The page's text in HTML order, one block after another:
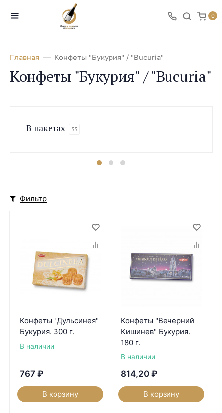
0
Главная Конфеты "Букурия" / "Bucuria"
Конфеты "Букурия" / "Bucuria"
В пакетах 55
Фильтр
Конфеты "Дульсинея"
Букурия. 300 г.
В наличии
767 ₽
В корзину
Конфеты "Вечерний
Кишинев" Букурия.
180 г.
В наличии
814,20 ₽
В корзину